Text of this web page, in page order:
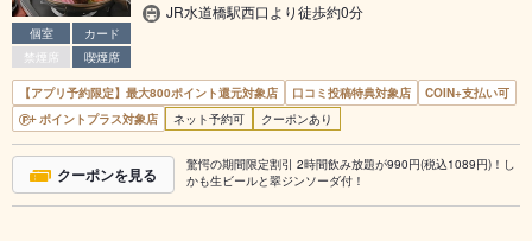
個室
カード
禁煙席
喫煙席
JR水道橋駅西口より徒歩約0分
【アプリ予約限定】最大800ポイント還元対象店 口コミ投稿特典対象店
COIN+支払い可
ポイントプラス対象店
ネット予約可 クーポンあり
クーポンを見る
驚愕の期間限定割引 2時間飲み放題が990円(税込1089円)！し
かも生ビールと翠ジンソーダ付！